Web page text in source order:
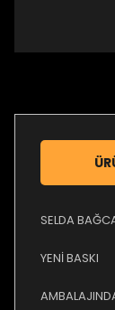
SELDA
YENİ BASKI